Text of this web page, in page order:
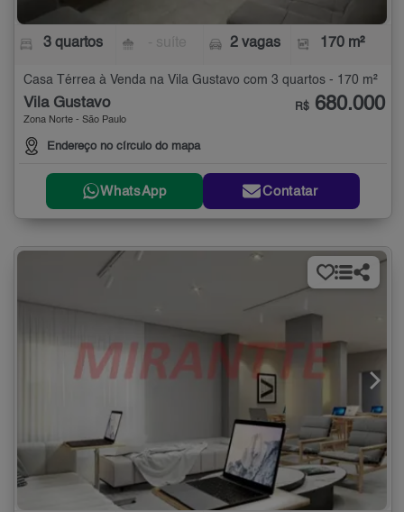
3 quartos 2 vagas 170 m²
Casa Térrea à Venda na Vila Gustavo com 3 quartos - 170 m²
Vila Gustavo
Zona Norte - São Paulo
Endereço no círculo do mapa
R$ 680.000
WhatsApp Contatar